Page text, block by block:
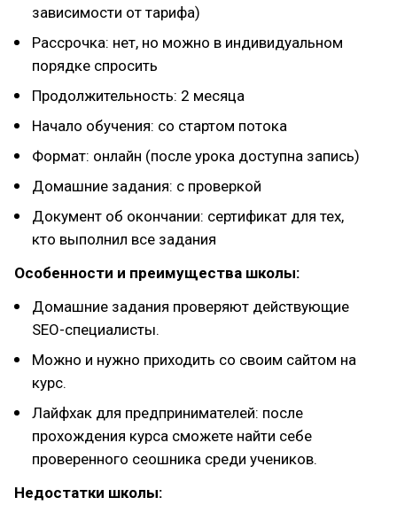
зависимости от тарифа)
Рассрочка: нет, но можно в индивидуальном
порядке спросить
Продолжительность: 2 месяца
Начало обучения: со стартом потока
Формат: онлайн (после урока доступна запись)
Домашние задания: с проверкой
Документ об окончании: сертификат для тех,
кто выполнил все задания
Особенности и преимущества школы:
Домашние задания проверяют действующие
SEO-специалисты.
Можно и нужно приходить со своим сайтом на
курс.
Лайфхак для предпринимателей: после
прохождения курса сможете найти себе
проверенного сеошника среди учеников.
Недостатки школы: